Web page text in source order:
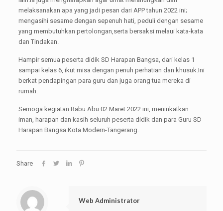
melaksanakan apa yang jadi pesan dari APP tahun 2022 ini;
mengasihi sesame dengan sepenuh hati, peduli dengan sesame
yang membutuhkan pertolongan,serta bersaksi melaui kata-kata
dan Tindakan.
Hampir semua peserta didik SD Harapan Bangsa, dari kelas 1
sampai kelas 6, ikut misa dengan penuh perhatian dan khusuk.Ini
berkat pendapingan para guru dan juga orang tua mereka di
rumah.
Semoga kegiatan Rabu Abu 02 Maret 2022 ini, meninkatkan
iman, harapan dan kasih seluruh peserta didik dan para Guru SD
Harapan Bangsa Kota Modern-Tangerang.
Share
Web Administrator